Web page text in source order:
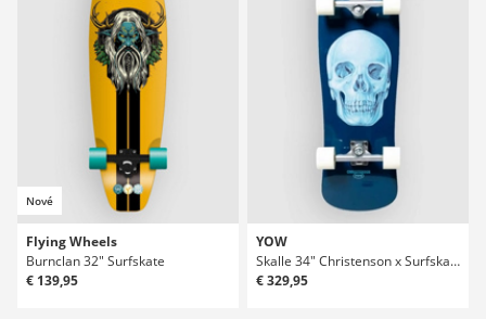
Nové
Flying Wheels
Burnclan 32" Surfskate
€ 139,95
YOW
Skalle 34" Christenson x Surfskate
€ 329,95